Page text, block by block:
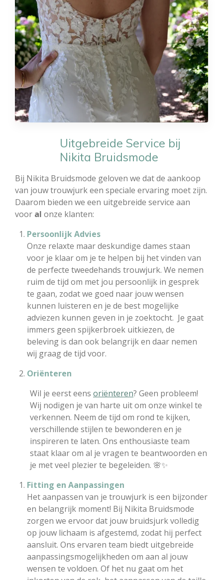
Uitgebreide Service bij
Nikita Bruidsmode
Bij Nikita Bruidsmode geloven we dat de aankoop
van jouw trouwjurk een speciale ervaring moet zijn.
Daarom bieden we een uitgebreide service aan
voor al onze klanten:
Persoonlijk Advies
Onze relaxte maar deskundige dames staan
voor je klaar om je te helpen bij het vinden van
de perfecte tweedehands trouwjurk. We nemen
ruim de tijd om met jou persoonlijk in gesprek
te gaan, zodat we goed naar jouw wensen
kunnen luisteren en je de best mogelijke
adviezen kunnen geven in je zoektocht. Je gaat
immers geen spijkerbroek uitkiezen, de
beleving is dan ook belangrijk en daar nemen
wij graag de tijd voor.
Oriënteren
Wil je eerst eens oriënteren? Geen probleem!
Wij nodigen je van harte uit om onze winkel te
verkennen. Neem de tijd om rond te kijken,
verschillende stijlen te bewonderen en je
inspireren te laten. Ons enthousiaste team
staat klaar om al je vragen te beantwoorden en
je met veel plezier te begeleiden. 🌸✨
Fitting en Aanpassingen
Het aanpassen van je trouwjurk is een bijzonder
en belangrijk moment! Bij Nikita Bruidsmode
zorgen we ervoor dat jouw bruidsjurk volledig
op jouw lichaam is afgestemd, zodat hij perfect
aansluit. Ons ervaren team biedt uitgebreide
aanpassingsmogelijkheden om aan al jouw
wensen te voldoen. Of het nu gaat om het